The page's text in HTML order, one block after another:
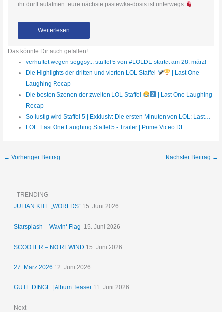
ihr dürft aufatmen: eure nächste pastewka-dosis ist unterwegs
Weiterlesen
Das könnte Dir auch gefallen!
verhaftet wegen seggsy... staffel 5 von #LOLDE startet am 28. märz!
Die Highlights der dritten und vierten LOL Staffel
| Last One
Laughing Recap
Die besten Szenen der zweiten LOL Staffel
| Last One Laughing
Recap
So lustig wird Staffel 5 | Exklusiv: Die ersten Minuten von LOL: Last…
LOL: Last One Laughing Staffel 5 - Trailer | Prime Video DE
← Vorheriger Beitrag Nächster Beitrag →
TRENDING
JULIAN KITE „WORLDS“ 15. Juni 2026
Starsplash – Wavin‘ Flag 15. Juni 2026
SCOOTER – NO REWIND 15. Juni 2026
27. März 2026 12. Juni 2026
GUTE DINGE | Album Teaser 11. Juni 2026
Next